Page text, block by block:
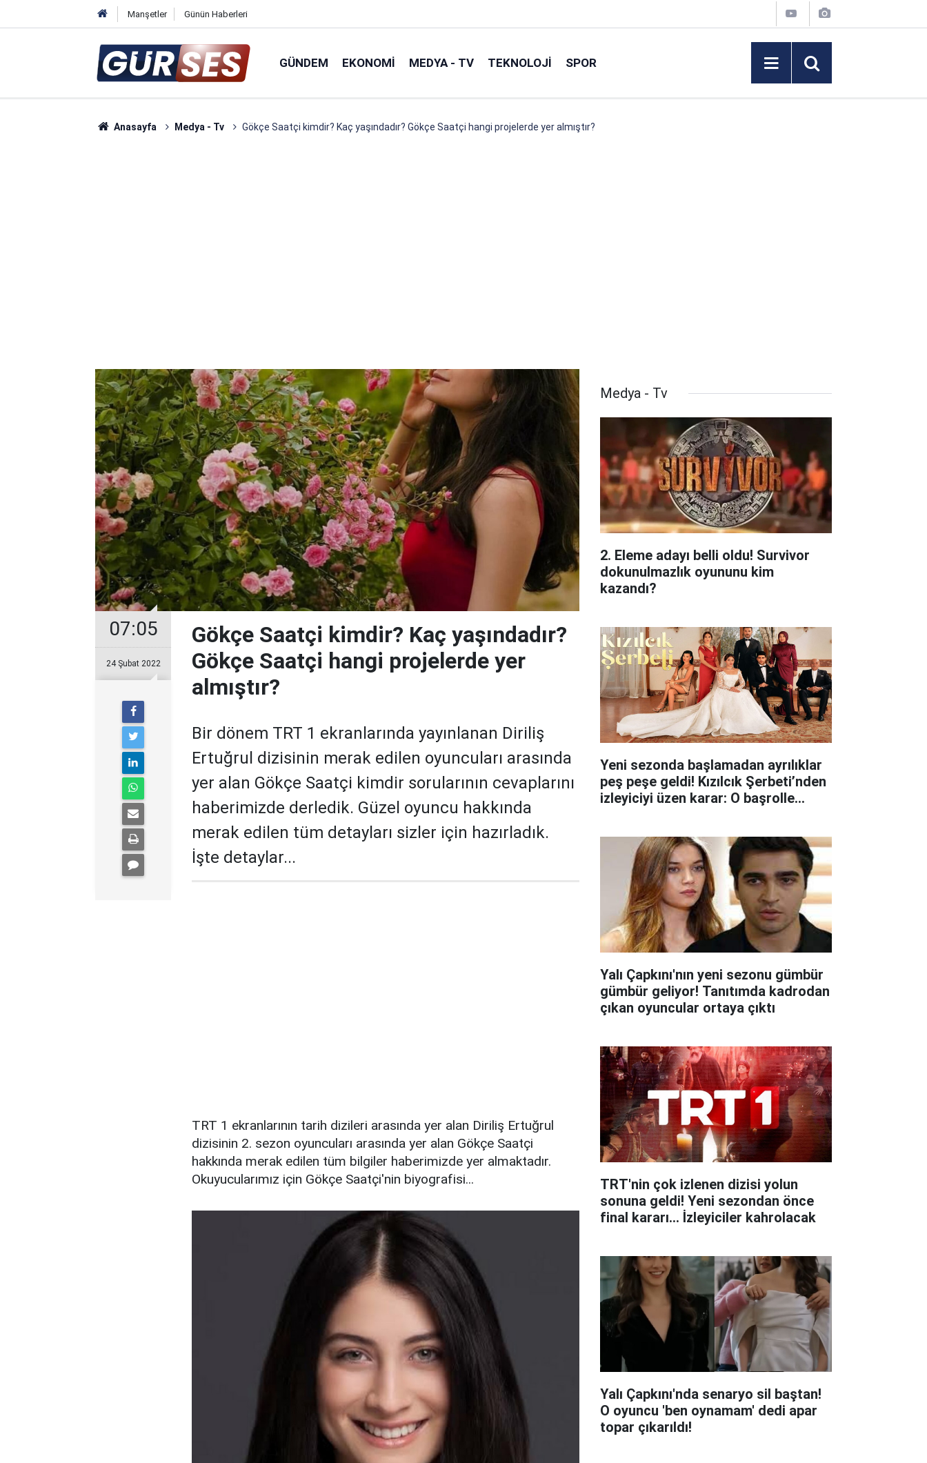
Manşetler Günün Haberleri
GÜNDEM EKONOMI MEDYA - TV TEKNOLOJI SPOR
Anasayfa Medya - Tv Gökçe Saatçi kimdir? Kaç yaşındadır? Gökçe Saatçi hangi projelerde yer almıştır?
07:05
24 Şubat 2022
Gökçe Saatçi kimdir? Kaç yaşındadır?
Gökçe Saatçi hangi projelerde yer
almıştır?
Bir dönem TRT 1 ekranlarında yayınlanan Diriliş
Ertuğrul dizisinin merak edilen oyuncuları arasında
yer alan Gökçe Saatçi kimdir sorularının cevaplarını
haberimizde derledik. Güzel oyuncu hakkında
merak edilen tüm detayları sizler için hazırladık.
İşte detaylar...
TRT 1 ekranlarının tarih dizileri arasında yer alan Diriliş Ertuğrul
dizisinin 2. sezon oyuncuları arasında yer alan Gökçe Saatçi
hakkında merak edilen tüm bilgiler haberimizde yer almaktadır.
Okuyucularımız için Gökçe Saatçi'nin biyografisi...
Medya - Tv
2. Eleme adayı belli oldu! Survivor
dokunulmazlık oyununu kim
kazandı?
Yeni sezonda başlamadan ayrılıklar
peş peşe geldi! Kızılcık Şerbeti’nden
izleyiciyi üzen karar: O başrolle
Yalı Çapkını'nın yeni sezonu gümbür
gümbür geliyor! Tanıtımda kadrodan
çıkan oyuncular ortaya çıktı
TRT'nin çok izlenen dizisi yolun
sonuna geldi! Yeni sezondan önce
final kararı... İzleyiciler kahrolacak
Yalı Çapkını'nda senaryo sil baştan!
O oyuncu 'ben oynamam' dedi apar
topar çıkarıldı!